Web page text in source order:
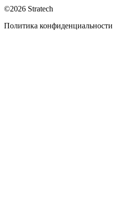
©2026 Stratech
Политика конфиденциальности